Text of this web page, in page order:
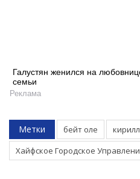
Галустян женился на
семьи
Реклама
Метки бейт оле
Хайфское Городское